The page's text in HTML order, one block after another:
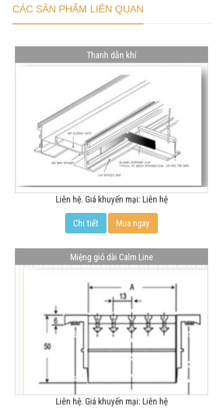
CÁC SẢN PHẨM LIÊN QUAN
Thanh dẫn khí
Liên hệ. Giá khuyến mại: Liên hệ
Chi tiết Mua ngay
Miệng gió dài Calm Line
Liên hệ. Giá khuyến mại: Liên hệ